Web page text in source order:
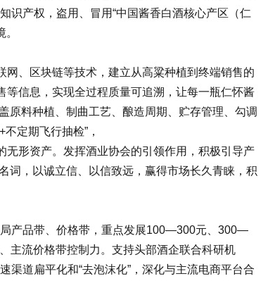
识产权，盗用、冒用“中国酱香白酒核心产区（仁
、区块链等技术，建立从高粱种植到终端销售的
等信息，实现全过程质量可追溯，让每一瓶仁怀酱
原料种植、制曲工艺、酿造周期、贮存管理、勾调
定期飞行抽检”，
形资产。发挥酒业协会的引领作用，积极引导产
词，以诚立信、以信致远，赢得市场长久青睐，积
产品带、价格带，重点发展100—300元、300—
主流价格带控制力。支持头部酒企联合科研机
道扁平化和“去泡沫化”，深化与主流电商平台合